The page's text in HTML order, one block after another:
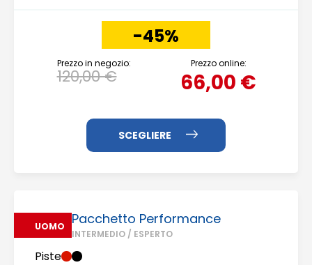
-45%
Prezzo in negozio:
120,00 €
Prezzo online:
66,00 €
UOMO Pacchetto Performance
INTERMEDIO / ESPERTO
Piste